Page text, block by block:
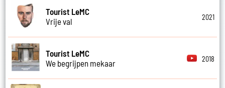
Tourist LeMC
Vrije val
2021
Tourist LeMC
We begrijpen mekaar
2018